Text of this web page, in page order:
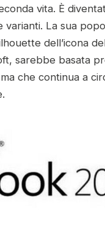
vita. È
varianti. La sua
dell’icona
sarebbe basata
che continua a